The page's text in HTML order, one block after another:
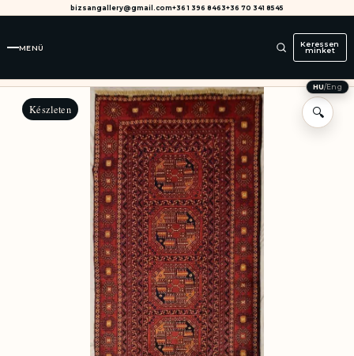
bizsangallery@gmail.com+36 1 396 8463+36 70 341 8545
MENÜ Keressen
minket
HU/Eng
Készleten 🔍